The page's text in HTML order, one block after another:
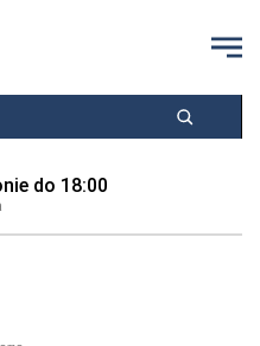
do 18:00